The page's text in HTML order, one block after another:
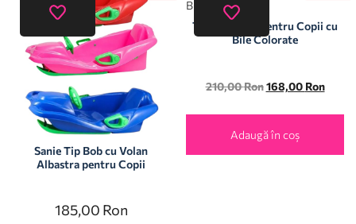
Sanie Tip Bob cu Volan
Albastra pentru Copii
185,00 Ron
Tarc de Joaca pentru Copii cu
Bile Colorate
210,00Ron 168,00 Ron
Adaugă în coș